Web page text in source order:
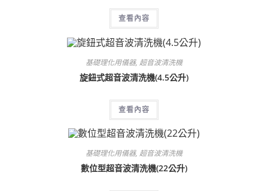
查看內容
基礎理化用儀器, 超音波清洗機
旋鈕式超音波清洗機(4.5公升)
查看內容
基礎理化用儀器, 超音波清洗機
數位型超音波清洗機(22公升)